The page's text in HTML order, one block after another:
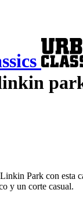
Park con esta
y un corte casual.